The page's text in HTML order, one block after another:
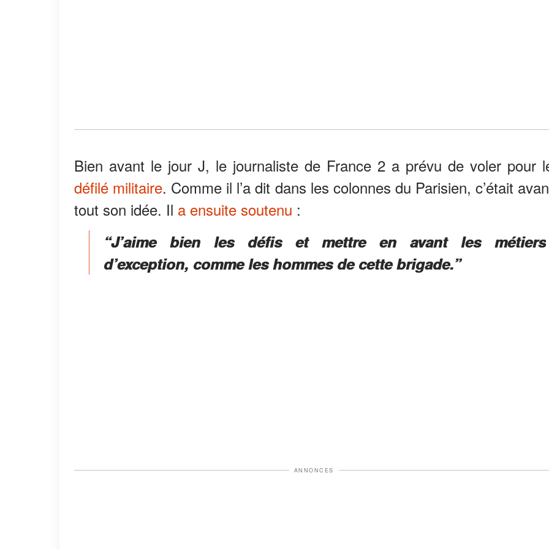
Bien avant le jour J, le journaliste de France 2 a prévu de voler pour
défilé militaire. Comme il l’a dit dans les colonnes du Parisien, c’était
tout son idée. Il a ensuite soutenu :
“J’aime bien les défis et mettre en avant les métiers
d’exception, comme les hommes de cette brigade.”
ANNONCES